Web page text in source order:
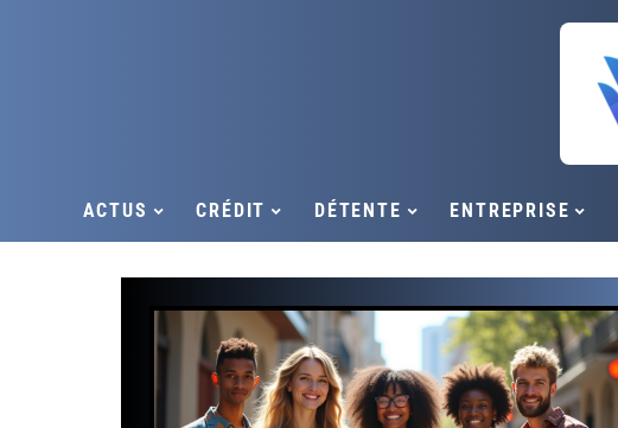
ACTUS CRÉDIT DÉTENTE ENTREPRISE